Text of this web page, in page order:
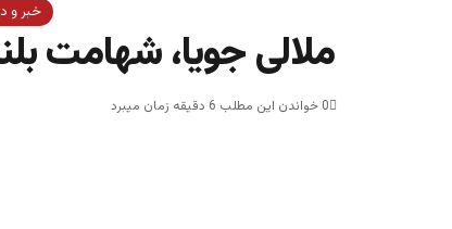
خبر و
ملالی جویا، شهامت
0 خواندن این مطلب 6 دقیقه زمان میبرد